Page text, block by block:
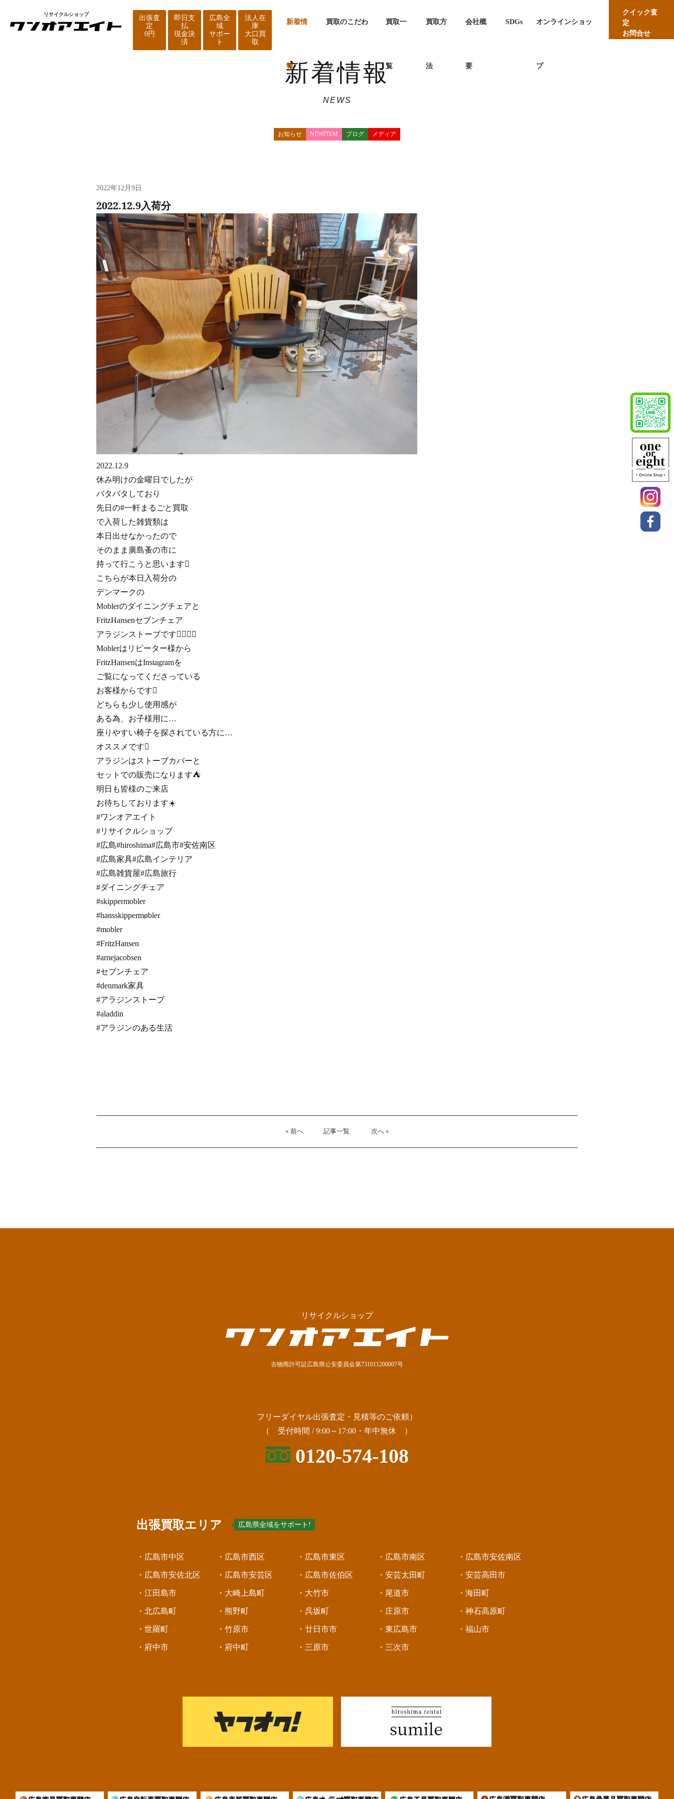
リサイクルショップ
出張査
定
0円
即日支
払
現金決
済
広島全
域
サポー
ト
法人在
庫
大口買
取
新着情
報
買取のこだわ
り
買取一
覧
買取方
法
会社概
要
SDGs オンラインショッ
プ
クイック査
定
お問合せ
新着情報
NEWS
お知らせ NEWITEM ブログ メディア
2022年12月9日
2022.12.9入荷分
2022.12.9
休み明けの金曜日でしたが
バタバタしており
先日の#一軒まるごと買取
で入荷した雑貨類は
本日出せなかったので
そのまま廣島蚤の市に
持って行こうと思います
こちらが本日入荷分の
デンマークの
Moblerのダイニングチェアと
FritzHansenセブンチェア
アラジンストーブです
Moblerはリピーター様から
FritzHansenはInstagramを
ご覧になってくださっている
お客様からです
どちらも少し使用感が
ある為、お子様用に…
座りやすい椅子を探されている方に…
オススメです
アラジンはストーブカバーと
セットでの販売になります⛺
明日も皆様のご来店
お待ちしております☀️
#ワンオアエイト
#リサイクルショップ
#広島#hiroshima#広島市#安佐南区
#広島家具#広島インテリア
#広島雑貨屋#広島旅行
#ダイニングチェア
#skippermobler
#hansskippermøbler
#mobler
#FritzHansen
#arnejacobsen
#セブンチェア
#denmark家具
#アラジンストーブ
#aladdin
#アラジンのある生活
« 前へ 記事一覧 次へ »
リサイクルショップ
古物商許可証広島県公安委員会第731011200007号
フリーダイヤル出張査定・見積等のご依頼）
（ 受付時間 / 9:00～17:00・年中無休 ）
0120-574-108
出張買取エリア 広島県全域をサポート!
・広島市中区 ・広島市西区 ・広島市東区 ・広島市南区 ・広島市安佐南区
・広島市安佐北区 ・広島市安芸区 ・広島市佐伯区 ・安芸太田町 ・安芸高田市
・江田島市 ・大崎上島町 ・大竹市 ・尾道市 ・海田町
・北広島町 ・熊野町 ・呉坂町 ・庄原市 ・神石高原町
・世羅町 ・竹原市 ・廿日市市 ・東広島市 ・福山市
・府中市 ・府中町 ・三原市 ・三次市